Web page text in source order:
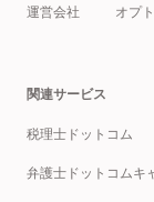
運営会社 オプ
関連サービス
税理士ドットコム
弁護士ドットコムキ